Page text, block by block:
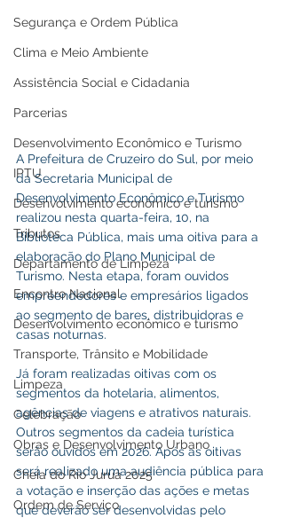
Segurança e Ordem Pública
Clima e Meio Ambiente
Assistência Social e Cidadania
Parcerias
Desenvolvimento Econômico e Turismo
IPTU
Desenvolvimento econômico e turismo
Tributos
Departamento de Limpeza
Encontro Nacional
Desenvolvimento econômico e turismo
Transporte, Trânsito e Mobilidade
Limpeza
Celebração
Obras e Desenvolvimento Urbano
Cheia do Rio Juruá 2025
Ordem de Serviço
A Prefeitura de Cruzeiro do Sul, por meio
da Secretaria Municipal de
Desenvolvimento Econômico e Turismo
realizou nesta quarta-feira, 10, na
Biblioteca Pública, mais uma oitiva para a
elaboração do Plano Municipal de
Turismo. Nesta etapa, foram ouvidos
empreendedores e empresários ligados
ao segmento de bares, distribuidoras e
casas noturnas.
Já foram realizadas oitivas com os
segmentos da hotelaria, alimentos,
agências de viagens e atrativos naturais.
Outros segmentos da cadeia turística
serão ouvidos em 2026. Após as oitivas
será realizado uma audiência pública para
a votação e inserção das ações e metas
que deverão ser desenvolvidas pelo